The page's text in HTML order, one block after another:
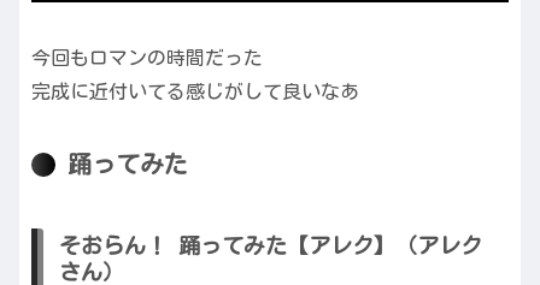
今回もロマンの時間だった
完成に近付いてる感じがして良いなあ
踊ってみた
そおらん！ 踊ってみた【アレク】（アレク
さん）